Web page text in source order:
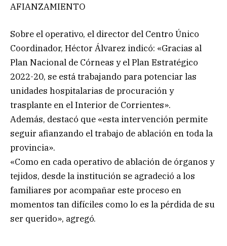
AFIANZAMIENTO
Sobre el operativo, el director del Centro Único
Coordinador, Héctor Álvarez indicó: «Gracias al
Plan Nacional de Córneas y el Plan Estratégico
2022-20, se está trabajando para potenciar las
unidades hospitalarias de procuración y
trasplante en el Interior de Corrientes».
Además, destacó que «esta intervención permite
seguir afianzando el trabajo de ablación en toda la
provincia».
«Como en cada operativo de ablación de órganos y
tejidos, desde la institución se agradeció a los
familiares por acompañar este proceso en
momentos tan difíciles como lo es la pérdida de su
ser querido», agregó.